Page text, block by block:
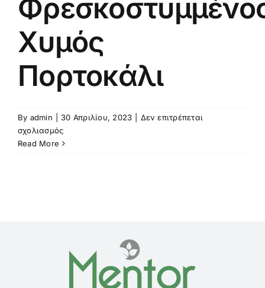
Χυμός
Πορτοκάλι
By admin 30 Απριλίου, 2023
Δεν επιτρέπεται
σχολιασμόςστο
Φρεσκοστυμμένος
Read More